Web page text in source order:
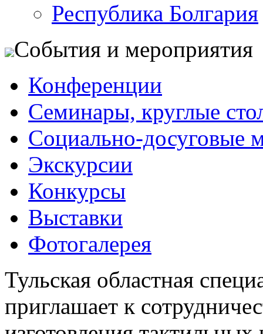
Республика Болгария
События и мероприятия
Конференции
Семинары, круглые
Социально-досуговые
Экскурсии
Конкурсы
Выставки
Фотогалерея
Тульская областная
приглашает к